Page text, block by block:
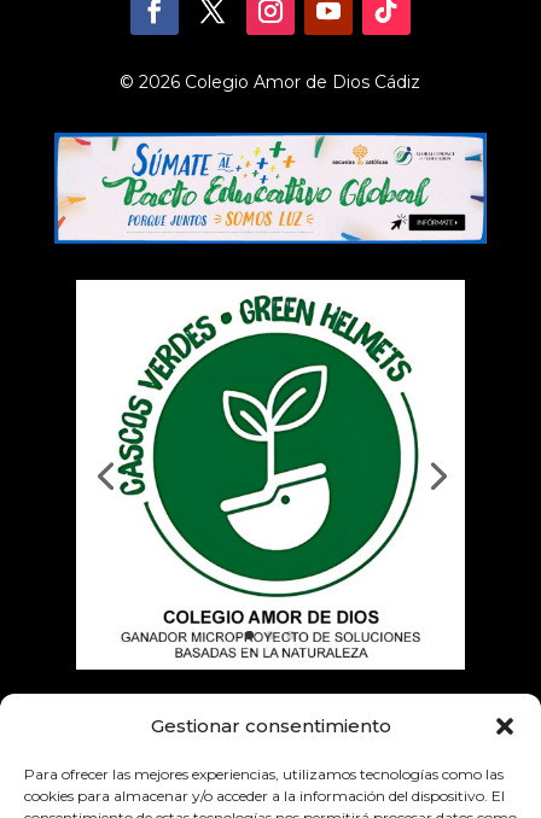
Gestionar consentimiento
Para ofrecer las mejores experiencias, utilizamos tecnologías como las
cookies para almacenar y/o acceder a la información del dispositivo. El
© 2026 Colegio Amor de Dios Cádiz
Empresas colaboradoras